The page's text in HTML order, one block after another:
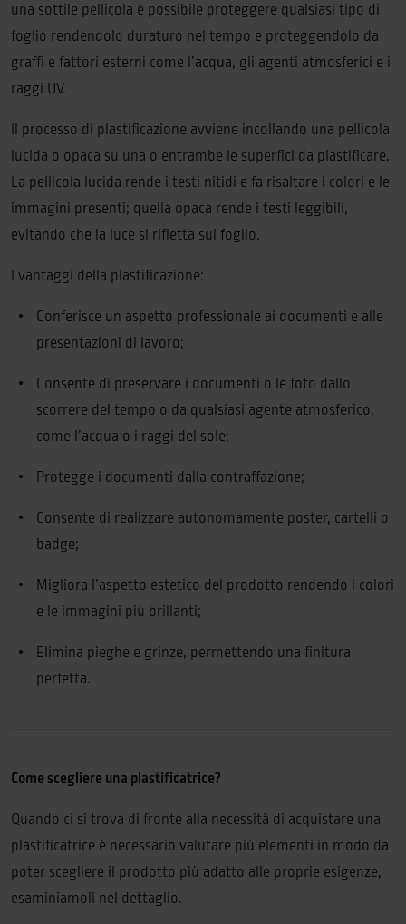
una sottile pellicola è possibile proteggere qualsiasi tipo di
foglio rendendolo duraturo nel tempo e proteggendolo da
graffi e fattori esterni come l’acqua, gli agenti atmosferici e i
raggi UV.
Il processo di plastificazione avviene incollando una pellicola
lucida o opaca su una o entrambe le superfici da plastificare.
La pellicola lucida rende i testi nitidi e fa risaltare i colori e le
immagini presenti; quella opaca rende i testi leggibili,
evitando che la luce si rifletta sul foglio.
I vantaggi della plastificazione:
Conferisce un aspetto professionale ai documenti e alle
presentazioni di lavoro;
Consente di preservare i documenti o le foto dallo
scorrere del tempo o da qualsiasi agente atmosferico,
come l’acqua o i raggi del sole;
Protegge i documenti dalla contraffazione;
Consente di realizzare autonomamente poster, cartelli o
badge;
Migliora l’aspetto estetico del prodotto rendendo i colori
e le immagini più brillanti;
Elimina pieghe e grinze, permettendo una finitura
perfetta.
Come scegliere una plastificatrice?
Quando ci si trova di fronte alla necessità di acquistare una
plastificatrice è necessario valutare più elementi in modo da
poter scegliere il prodotto più adatto alle proprie esigenze,
esaminiamoli nel dettaglio.